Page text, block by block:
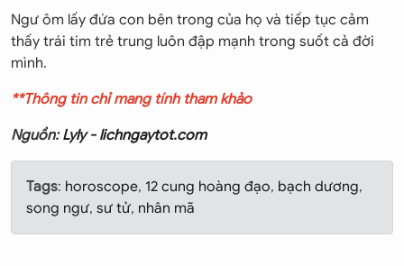
Ngư ôm lấy đứa con bên trong của họ và tiếp tục cảm
thấy trái tim trẻ trung luôn đập mạnh trong suốt cả đời
mình.
**Thông tin chỉ mang tính tham khảo
Nguồn:Lyly - lichngaytot.com
Tags: horoscope, 12 cung hoàng đạo, bạch dương,
song ngư, sư tử, nhân mã